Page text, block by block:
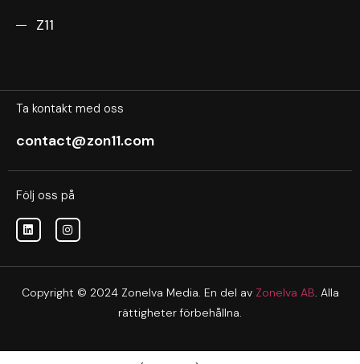
Z11
Ta kontakt med oss
contact@zon11.com
Följ oss på
Copyright © 2024 Zonelva Media. En del av Zonelva AB. Alla
rättigheter förbehållna.